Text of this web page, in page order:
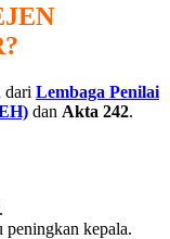
dari Lembaga Penilai
dan Akta 242.
peningkan kepala.